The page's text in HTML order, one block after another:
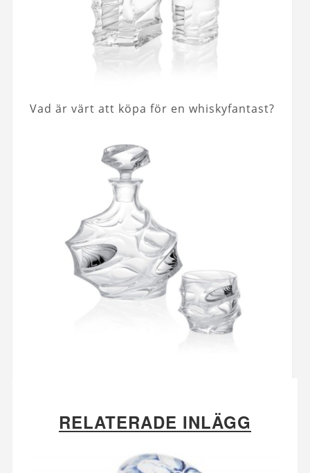
Vad är värt att köpa för en whiskyfantast?
RELATERADE INLÄGG